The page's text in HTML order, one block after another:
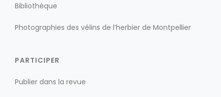
Bibliothèque
Photographies des vélins de l’herbier de Montpellier
PARTICIPER
Publier dans la revue